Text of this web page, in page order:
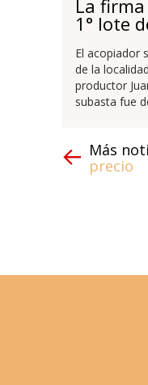
La
1° lote
El acopiador
de la
productor
subasta fue
Más
precio